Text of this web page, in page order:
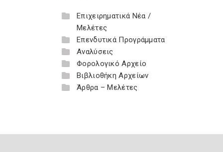
Επιχειρηματικά Νέα /
Μελέτες
Επενδυτικά Προγράμματα
Αναλύσεις
Φορολογικό Αρχείο
Βιβλιοθήκη Αρχείων
Άρθρα – Μελέτες